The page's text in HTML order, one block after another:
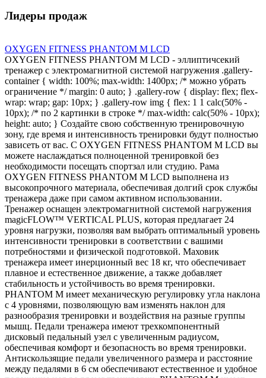
Лидеры продаж
OXYGEN FITNESS PHANTOM M LCD
OXYGEN FITNESS PHANTOM M LCD - эллиптичсекий
тренажер с электромагнитной системой нагружения .gallery-
container { width: 100%; max-width: 1400px; /* можно убрать
ограничение */ margin: 0 auto; } .gallery-row { display: flex; flex-
wrap: wrap; gap: 10px; } .gallery-row img { flex: 1 1 calc(50% -
10px); /* по 2 картинки в строке */ max-width: calc(50% - 10px);
height: auto; } Создайте свою собственную тренировочную
зону, где время и интенсивность тренировки будут полностью
зависеть от вас. С OXYGEN FITNESS PHANTOM M LCD вы
можете наслаждаться полноценной тренировкой без
необходимости посещать спортзал или студию. Рама
OXYGEN FITNESS PHANTOM M LCD выполнена из
высокопрочного материала, обеспечивая долгий срок службы
тренажера даже при самом активном использовании.
Тренажер оснащен электромагнитной системой нагружения
magicFLOW™ VERTICAL PLUS, которая предлагает 24
уровня нагрузки, позволяя вам выбрать оптимальный уровень
интенсивности тренировки в соответствии с вашими
потребностями и физической подготовкой. Маховик
тренажера имеет инерционный вес 18 кг, что обеспечивает
плавное и естественное движение, а также добавляет
стабильность и устойчивость во время тренировки.
PHANTOM M имеет механическую регулировку угла наклона
с 4 уровнями, позволяющую вам изменять наклон для
разнообразия тренировки и воздействия на разные группы
мышц. Педали тренажера имеют трехкомпонентный
дисковый педальный узел с увеличенным радиусом,
обеспечивая комфорт и безопасность во время тренировки.
Антискользящие педали увеличенного размера и расстояние
между педалями в 6 см обеспечивают естественное и удобное